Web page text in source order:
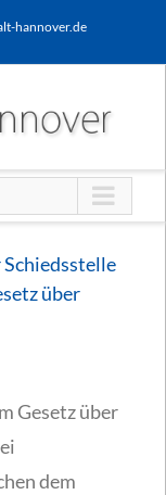
hannover.de
über
Gesetz über
dem